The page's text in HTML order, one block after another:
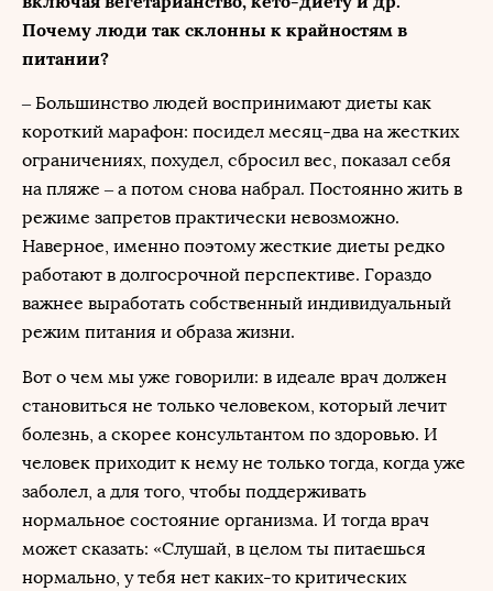
Почему люди так склонны к крайностям в
питании?
– Большинство людей воспринимают диеты как
короткий марафон: посидел месяц-два на жестких
ограничениях, похудел, сбросил вес, показал себя
на пляже – а потом снова набрал. Постоянно жить в
режиме запретов практически невозможно.
Наверное, именно поэтому жесткие диеты редко
работают в долгосрочной перспективе. Гораздо
важнее выработать собственный индивидуальный
режим питания и образа жизни.
Вот о чем мы уже говорили: в идеале врач должен
становиться не только человеком, который лечит
болезнь, а скорее консультантом по здоровью. И
человек приходит к нему не только тогда, когда уже
заболел, а для того, чтобы поддерживать
нормальное состояние организма. И тогда врач
может сказать: «Слушай, в целом ты питаешься
нормально, у тебя нет каких-то критических